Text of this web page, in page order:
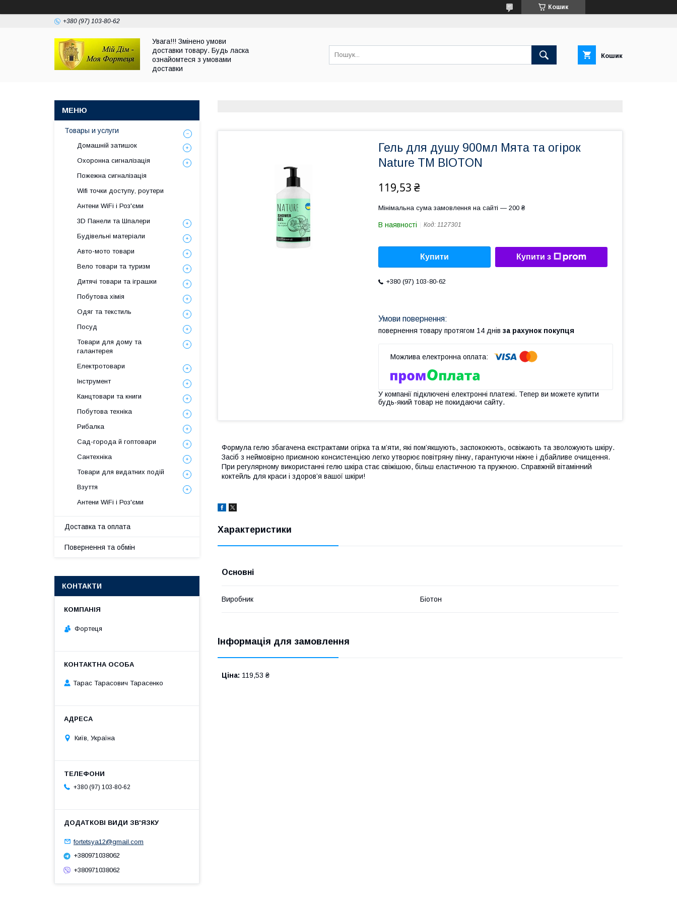
Кошик
+380 (97) 103-80-62
Увага!!! Змінено умови
доставки товару. Будь ласка
ознайомтеся з умовами
доставки
Кошик
Гель для душу 900мл Мята та огірок
Nature ТМ BIOTON
119,53 ₴
Мінімальна сума замовлення на сайті — 200 ₴
В наявності Код: 1127301
Купити Купити з
+380 (97) 103-80-62
повернення товару протягом 14 днів за рахунок покупця
У компанії підключені електронні платежі. Тепер ви можете купити
будь-який товар не покидаючи сайту.
Формула гелю збагачена екстрактами огірка та м’яти, які пом’якшують, заспокоюють, освіжають та зволожують шкіру.
Засіб з неймовірно приємною консистенцією легко утворює повітряну пінку, гарантуючи ніжне і дбайливе очищення.
При регулярному використанні гелю шкіра стає свіжішою, більш еластичною та пружною. Справжній вітамінний
коктейль для краси і здоров’я вашої шкіри!
Характеристики
Основні
Виробник Біотон
Інформація для замовлення
Ціна: 119,53 ₴
Товары и услуги
Домашній затишок
Охоронна сигналізація
Пожежна сигналізація
Wifi точки доступу, роутери
Антени WiFi і Роз'єми
3D Панели та Шпалери
Будівельні матеріали
Авто-мото товари
Вело товари та туризм
Дитячі товари та іграшки
Побутова хімія
Одяг та текстиль
Посуд
Товари для дому та
галантерея
Електротовари
Інструмент
Канцтовари та книги
Побутова техніка
Рибалка
Сад-города й гоптовари
Сантехніка
Товари для видатних подій
Взуття
Антени WiFi і Роз'єми
Доставка та оплата
Повернення та обмін
КОНТАКТИ
Фортеця
Тарас Тарасович Тарасенко
Київ, Україна
+380 (97) 103-80-62
fortetsya12@gmail.com
+380971038062
+380971038062